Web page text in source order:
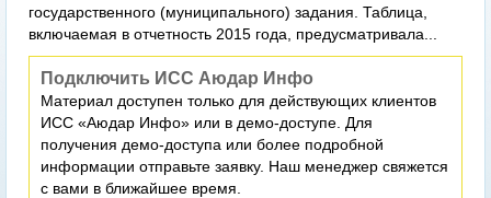
государственного (муниципального) задания. Таблица,
включаемая в отчетность 2015 года, предусматривала...
Подключить ИСС Аюдар Инфо
Материал доступен только для действующих клиентов
ИСС «Аюдар Инфо» или в демо-доступе. Для
получения демо-доступа или более подробной
информации отправьте заявку. Наш менеджер свяжется
с вами в ближайшее время.